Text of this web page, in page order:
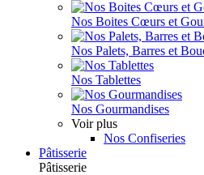
Nos Boites Cœurs et
Nos Palets, Barres et
Nos Tablettes
Nos Gourmandises
Voir plus
Nos Confiseries
Pâtisserie
Pâtisserie